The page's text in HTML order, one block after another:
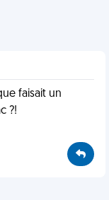
faisait un
?!